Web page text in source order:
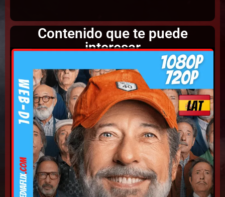
Contenido que te puede
interesar